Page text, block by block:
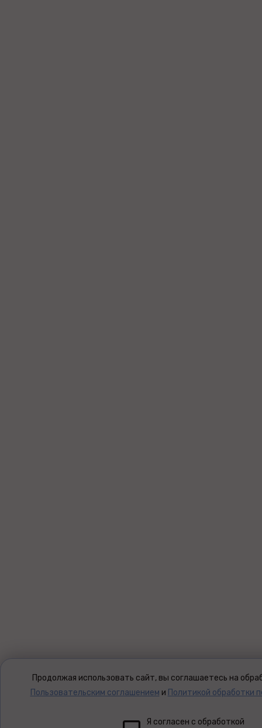
Продолжая использовать сайт, вы соглашаетесь на
Пользовательским соглашением и Политикой обработки
Я согласен с обработкой